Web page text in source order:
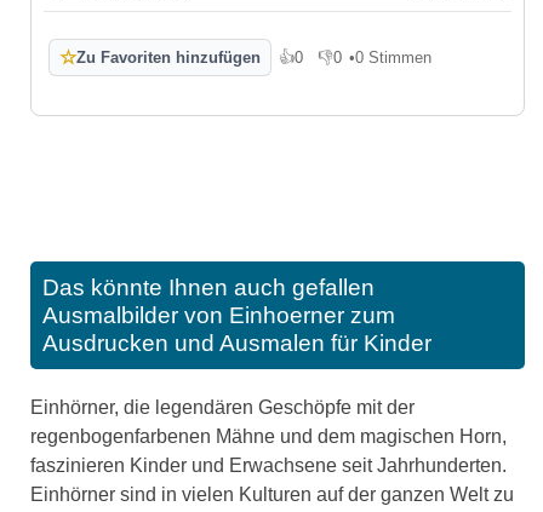
☆Zu Favoriten hinzufügen 👍0
Gefällt mir
👎0
Gefällt mir nicht
•0 Stimmen
Das könnte Ihnen auch gefallen
Ausmalbilder von Einhoerner zum
Ausdrucken und Ausmalen für Kinder
Einhörner, die legendären Geschöpfe mit der
regenbogenfarbenen Mähne und dem magischen Horn,
faszinieren Kinder und Erwachsene seit Jahrhunderten.
Einhörner sind in vielen Kulturen auf der ganzen Welt zu